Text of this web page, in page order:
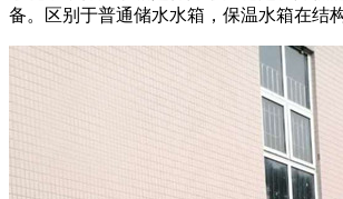
备。区别于普通储水水箱，保温水箱在结